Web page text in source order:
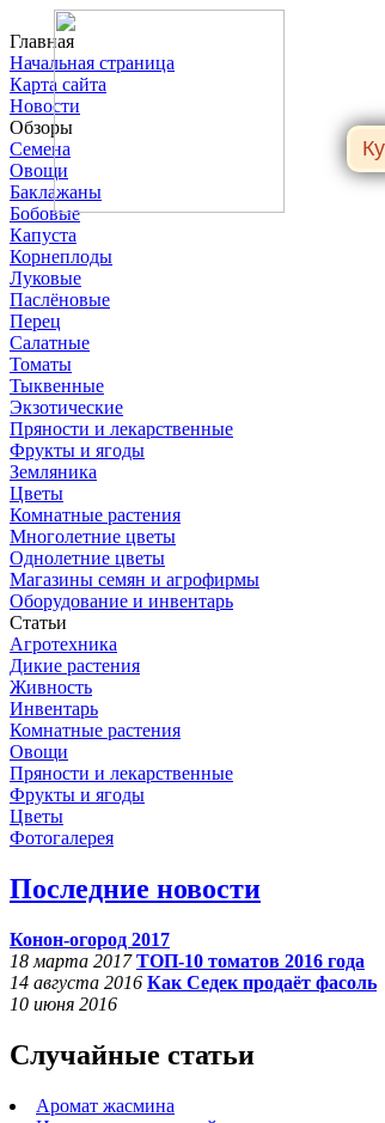
Главная
Начальная страница
Карта сайта
Новости
Обзоры
Семена
Овощи
Баклажаны
Бобовые
Капуста
Корнеплоды
Луковые
Паслёновые
Перец
Салатные
Томаты
Тыквенные
Экзотические
Пряности и лекарственные
Фрукты и ягоды
Земляника
Цветы
Комнатные растения
Многолетние цветы
Однолетние цветы
Магазины семян и агрофирмы
Оборудование и инвентарь
Статьи
Агротехника
Дикие растения
Живность
Инвентарь
Комнатные растения
Овощи
Пряности и лекарственные
Фрукты и ягоды
Цветы
Фотогалерея
Последние новости
Конон-огород 2017
18 марта 2017 ТОП-10 томатов 2016 года
14 августа 2016 Как Седек продаёт фасоль
10 июня 2016
Случайные статьи
Аромат жасмина